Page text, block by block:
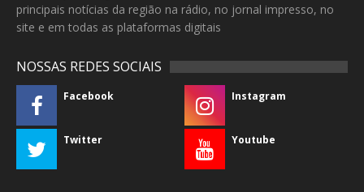
principais notícias da região na rádio, no jornal impresso, no
site e em todas as plataformas digitais
NOSSAS REDES SOCIAIS
Facebook Instagram
Twitter Youtube